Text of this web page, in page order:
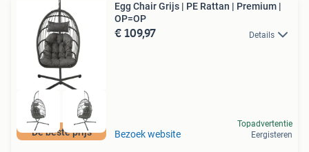
De beste prijs
Egg Chair Grijs | PE Rattan | Premium |
OP=OP
€ 109,97 Details
Bezoek website
Topadvertentie
Eergisteren